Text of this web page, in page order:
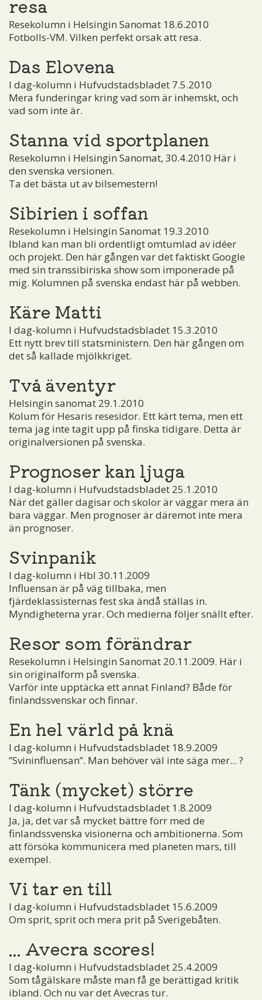
resa
Resekolumn i Helsingin Sanomat 18.6.2010
Fotbolls-VM. Vilken perfekt orsak att resa.
Das Elovena
I dag-kolumn i Hufvudstadsbladet 7.5.2010
Mera funderingar kring vad som är inhemskt, och
vad som inte är.
Stanna vid sportplanen
Resekolumn i Helsingin Sanomat, 30.4.2010 Här i
den svenska versionen.
Ta det bästa ut av bilsemestern!
Sibirien i soffan
Resekolumn i Helsingin Sanomat 19.3.2010
Ibland kan man bli ordentligt omtumlad av idéer
och projekt. Den här gången var det faktiskt Google
med sin transsibiriska show som imponerade på
mig. Kolumnen på svenska endast här på webben.
Käre Matti
I dag-kolumn i Hufvudstadsbladet 15.3.2010
Ett nytt brev till statsministern. Den här gången om
det så kallade mjölkkriget.
Två äventyr
Helsingin sanomat 29.1.2010
Kolum för Hesaris resesidor. Ett kärt tema, men ett
tema jag inte tagit upp på finska tidigare. Detta är
originalversionen på svenska.
Prognoser kan ljuga
I dag-kolumn i Hufvudstadsbladet 25.1.2010
När det gäller dagisar och skolor är väggar mera än
bara väggar. Men prognoser är däremot inte mera
än prognoser.
Svinpanik
I dag-kolumn i Hbl 30.11.2009
Influensan är på väg tillbaka, men
fjärdeklassisternas fest ska ändå ställas in.
Myndigheterna yrar. Och medierna följer snällt efter.
Resor som förändrar
Resekolumn i Helsingin Sanomat 20.11.2009. Här i
sin originalform på svenska.
Varför inte upptäcka ett annat Finland? Både för
finlandssvenskar och finnar.
En hel värld på knä
I dag-kolumn i Hufvudstadsbladet 18.9.2009
”Svininfluensan”. Man behöver väl inte säga mer... ?
Tänk (mycket) större
I dag-kolumn i Hufvudstadsbladet 1.8.2009
Ja, ja, det var så mycket bättre förr med de
finlandssvenska visionerna och ambitionerna. Som
att försöka kommunicera med planeten mars, till
exempel.
Vi tar en till
I dag-kolumn i Hufvudstadsbladet 15.6.2009
Om sprit, sprit och mera prit på Sverigebåten.
... Avecra scores!
I dag-kolumn i Hufvudstadsbladet 25.4.2009
Som tågälskare måste man få ge berättigad kritik
ibland. Och nu var det Avecras tur.